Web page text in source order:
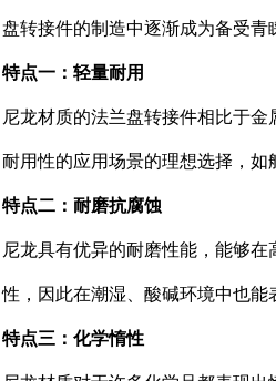
盘转接件的制造中逐渐成为备受
特点一：轻量耐用
尼龙材质的法兰盘转接件相比于
耐用性的应用场景的理想选择，如
特点二：耐磨抗腐蚀
尼龙具有优异的耐磨性能，能够
性，因此在潮湿、酸碱环境中也能
特点三：化学惰性